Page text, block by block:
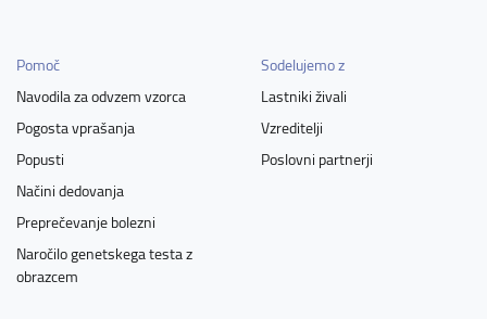
Pomoč
Navodila za odvzem vzorca
Pogosta vprašanja
Popusti
Načini dedovanja
Preprečevanje bolezni
Naročilo genetskega testa z
obrazcem
Sodelujemo z
Lastniki živali
Vzreditelji
Poslovni partnerji